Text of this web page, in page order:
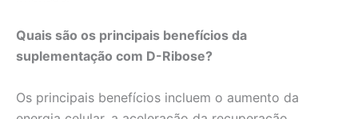
Quais são os principais benefícios da
suplementação com D-Ribose?
Os principais benefícios incluem o aumento da